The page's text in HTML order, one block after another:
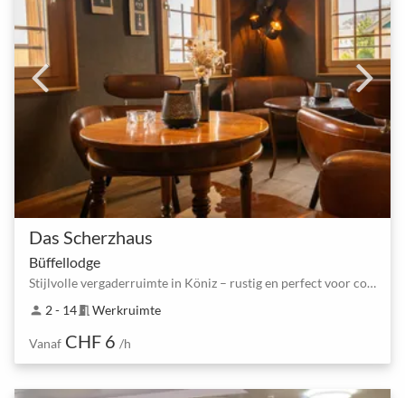
Das Scherzhaus
Büffellodge
Stijlvolle vergaderruimte in Köniz – rustig en perfect voor concentratie
person 2 - 14meeting_room Werkruimte
Vanaf CHF 6 /h